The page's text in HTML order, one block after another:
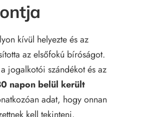
kívül helyezte és az
az elsőfokú bíróságot.
jogalkotói szándékot és az
napon belül került
adat, hogy onnan
kell tekinteni.